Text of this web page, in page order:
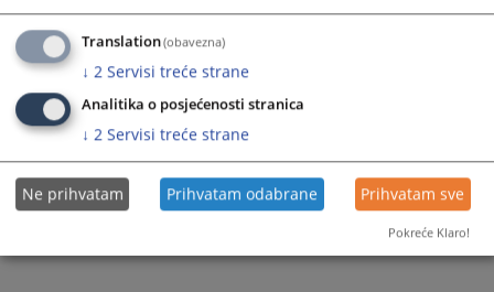
Translation(obavezna)
↓ 2 Servisi treće strane
Analitika o posjećenosti stranica
↓ 2 Servisi treće strane
Ne prihvatam Prihvatam odabrane Prihvatam sve
Pokreće Klaro!